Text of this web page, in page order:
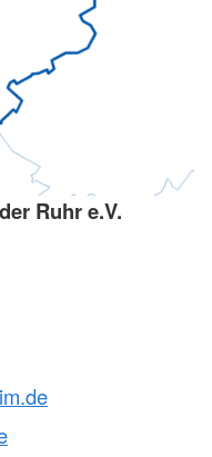
Ruhr e.V.